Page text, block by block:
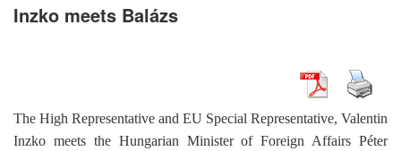
Inzko meets Balázs
The High Representative and EU Special Representative, Valentin
Inzko meets the Hungarian Minister of Foreign Affairs Péter